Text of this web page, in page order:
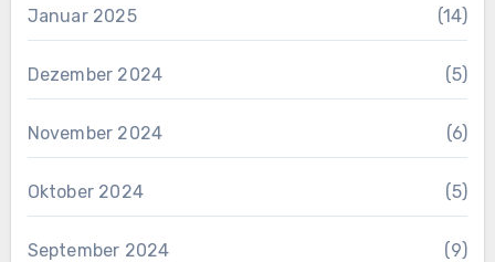
Januar 2025 (14)
Dezember 2024 (5)
November 2024 (6)
Oktober 2024 (5)
September 2024 (9)